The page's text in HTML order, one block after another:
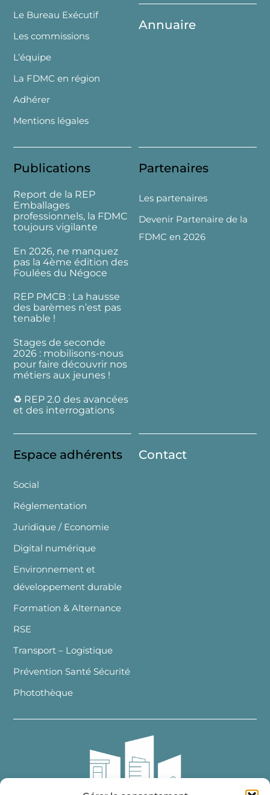
Le Bureau Exécutif
Les commissions
L’équipe
La FDMC en région
Adhérer
Mentions légales
Annuaire
Publications
Report de la REP
Emballages
professionnels, la FDMC
toujours vigilante
En 2026, ne manquez
pas la 4ème édition des
Foulées du Négoce
REP PMCB : La hausse
des barèmes n’est pas
tenable !
Stages de seconde
2026 : mobilisons-nous
pour faire découvrir nos
métiers aux jeunes !
♻️ REP 2.0 des avancées
et des interrogations
Partenaires
Les partenaires
Devenir Partenaire de la
FDMC en 2026
Espace adhérents
Social
Réglementation
Juridique / Economie
Digital numérique
Environnement et
développement durable
Formation & Alternance
RSE
Transport – Logistique
Prévention Santé Sécurité
Photothèque
Contact